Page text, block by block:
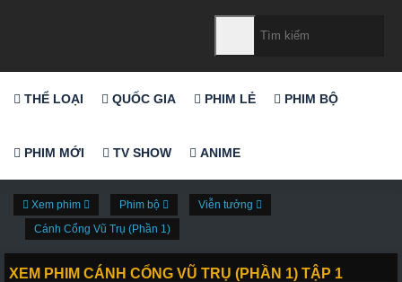
THỂ LOẠI QUỐC GIA PHIM LẺ PHIM BỘ
PHIM MỚI TV SHOW ANIME
Xem phim Phim bộ
Viễn tưởng
Cánh Cổng Vũ Trụ (Phần 1)
XEM PHIM CÁNH CỔNG VŨ TRỤ (PHẦN 1) TẬP 1